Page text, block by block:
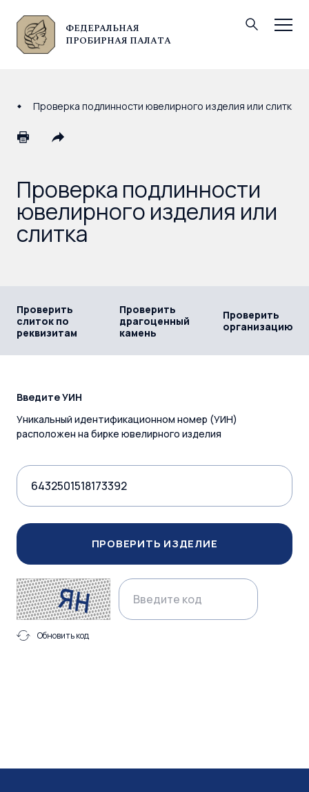
ФЕДЕРАЛЬНАЯ
ПРОБИРНАЯ ПАЛАТА
© Федеральная пробирная палата, 2026
Проверка подлинности ювелирного изделия или слитка
Проверка подлинности
ювелирного изделия или
слитка
Проверить
слиток по
реквизитам
Проверить
драгоценный
камень
Проверить
организацию
Введите УИН
Уникальный идентификационном номер (УИН)
расположен на бирке ювелирного изделия
ПРОВЕРИТЬ ИЗДЕЛИЕ
Обновить код